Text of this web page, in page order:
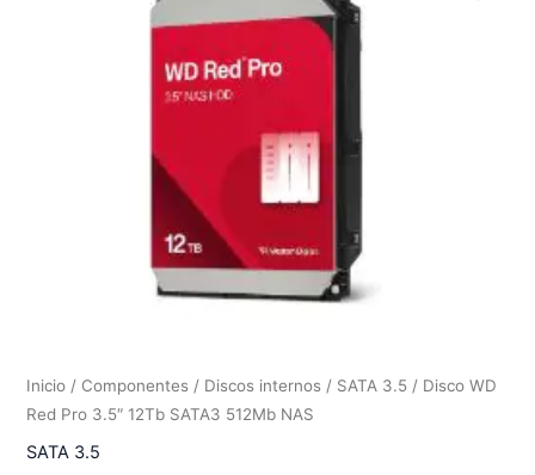
Inicio / Componentes / Discos internos / SATA 3.5 / Disco WD
Red Pro 3.5″ 12Tb SATA3 512Mb NAS
SATA 3.5